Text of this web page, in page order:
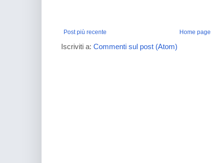
Post più recente Home page
Iscriviti a: Commenti sul post (Atom)